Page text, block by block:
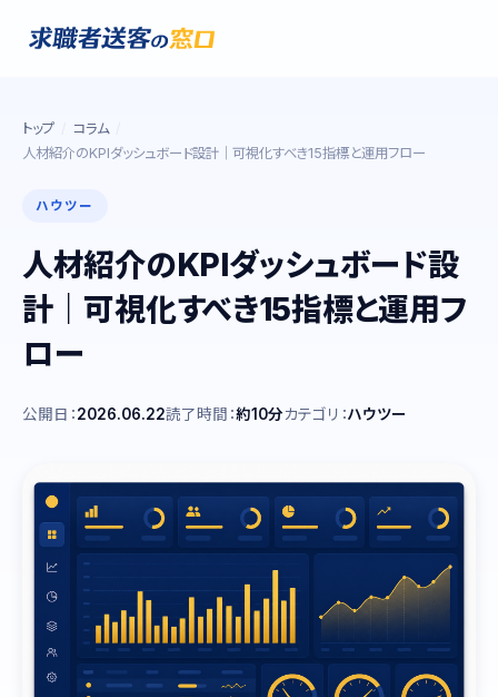
トップ
コラム
人材紹介のKPIダッシュボード設計｜可視化すべき15指標と運用フロー
ハウツー
人材紹介のKPIダッシュボード設
計｜可視化すべき15指標と運用フ
ロー
公開日：2026.06.22読了時間：約10分カテゴリ：ハウツー